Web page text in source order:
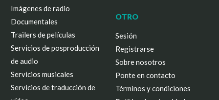
Imágenes de radio
Documentales
Trailers de películas
Servicios de posproducción
de audio
Servicios musicales
Servicios de traducción de
OTRO
Sesión
Registrarse
Sobre nosotros
Ponte en contacto
Términos y condiciones